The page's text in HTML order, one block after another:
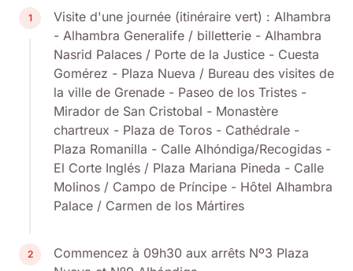
1
Visite d'une journée (itinéraire vert) : Alhambra
- Alhambra Generalife / billetterie - Alhambra
Nasrid Palaces / Porte de la Justice - Cuesta
Gomérez - Plaza Nueva / Bureau des visites de
la ville de Grenade - Paseo de los Tristes -
Mirador de San Cristobal - Monastère
chartreux - Plaza de Toros - Cathédrale -
Plaza Romanilla - Calle Alhóndiga/Recogidas -
El Corte Inglés / Plaza Mariana Pineda - Calle
Molinos / Campo de Príncipe - Hôtel Alhambra
Palace / Carmen de los Mártires
2
Commencez à 09h30 aux arrêts Nº3 Plaza